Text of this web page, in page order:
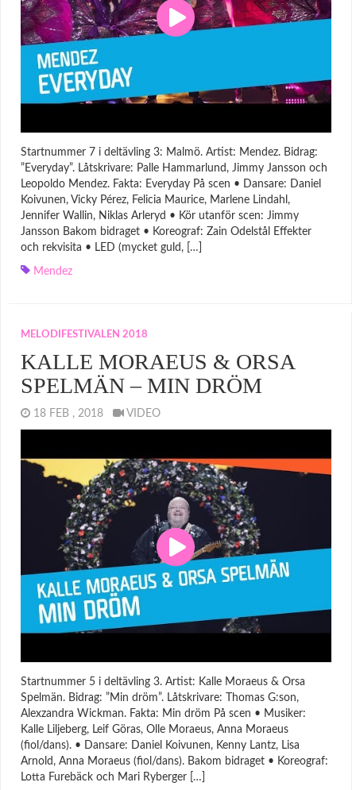
Startnummer 7 i deltävling 3: Malmö. Artist: Mendez. Bidrag:
”Everyday”. Låtskrivare: Palle Hammarlund, Jimmy Jansson och
Leopoldo Mendez. Fakta: Everyday På scen • Dansare: Daniel
Koivunen, Vicky Pérez, Felicia Maurice, Marlene Lindahl,
Jennifer Wallin, Niklas Arleryd • Kör utanför scen: Jimmy
Jansson Bakom bidraget • Koreograf: Zain Odelstål Effekter
och rekvisita • LED (mycket guld, […]
Mendez
MELODIFESTIVALEN 2018
KALLE MORAEUS & ORSA
SPELMÄN – MIN DRÖM
18 FEB , 2018 VIDEO
Startnummer 5 i deltävling 3. Artist: Kalle Moraeus & Orsa
Spelmän. Bidrag: ”Min dröm”. Låtskrivare: Thomas G:son,
Alexzandra Wickman. Fakta: Min dröm På scen • Musiker:
Kalle Liljeberg, Leif Göras, Olle Moraeus, Anna Moraeus
(fiol/dans). • Dansare: Daniel Koivunen, Kenny Lantz, Lisa
Arnold, Anna Moraeus (fiol/dans). Bakom bidraget • Koreograf:
Lotta Furebäck och Mari Ryberger […]